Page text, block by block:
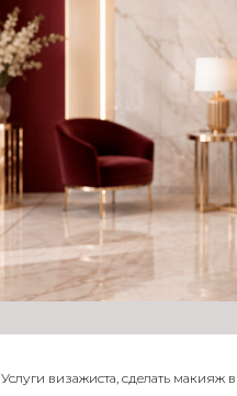
Услуги визажиста, сделать макияж